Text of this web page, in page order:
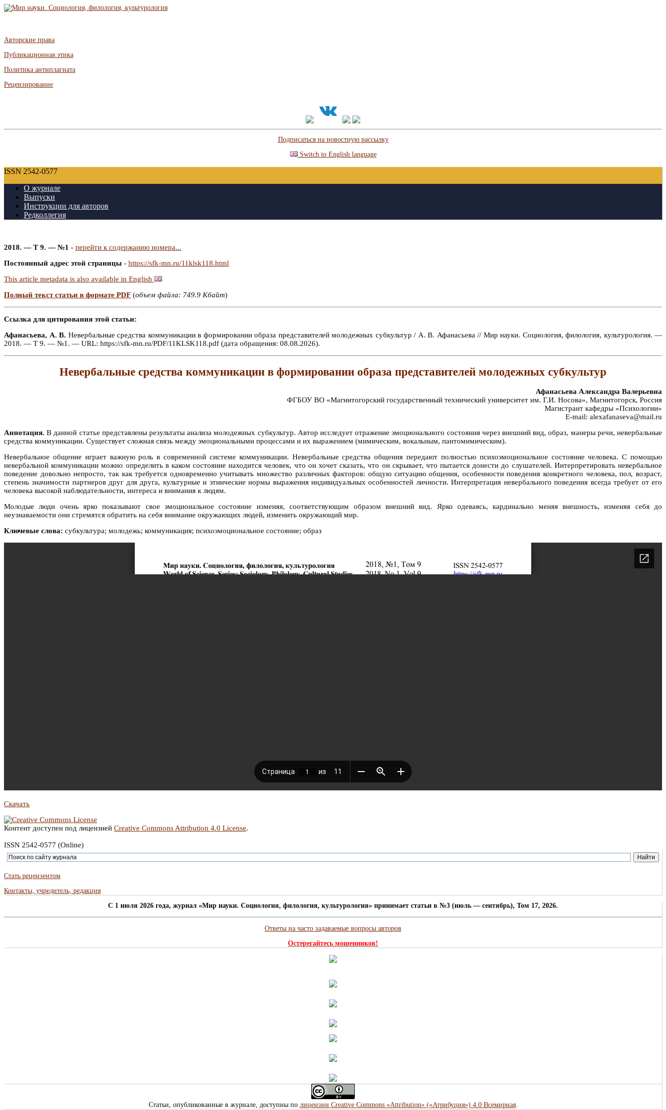
Авторские права
Публикационная этика
Политика антиплагиата
Рецензирование
Подписаться на новостную рассылку
Switch to English language
ISSN 2542-0577
О журнале
Выпуски
Инструкции для авторов
Редколлегия
2018. — Т 9. — №1 - перейти к содержанию номера...
Постоянный адрес этой страницы - https://sfk-mn.ru/11klsk118.html
This article metadata is also available in English
Полный текст статьи в формате PDF (объем файла: 749.9 Кбайт)
Ссылка для цитирования этой статьи:
Афанасьева, А. В. Невербальные средства коммуникации в формировании образа представителей молодежных субкультур / А. В. Афанасьева // Мир науки. Социология, филология, культурология. —
2018. — Т 9. — №1. — URL: https://sfk-mn.ru/PDF/11KLSK118.pdf (дата обращения: 08.08.2026).
Невербальные средства коммуникации в формировании образа представителей молодежных субкультур
Афанасьева Александра Валерьевна
ФГБОУ ВО «Магнитогорский государственный технический университет им. Г.И. Носова», Магнитогорск, Россия
Магистрант кафедры «Психологии»
E-mail: alexafanaseva@mail.ru
Аннотация. В данной статье представлены результаты анализа молодежных субкультур. Автор исследует отражение эмоционального состояния через внешний вид, образ, манеры речи, невербальные
средства коммуникации. Существует сложная связь между эмоциональными процессами и их выражением (мимическим, вокальным, пантомимическим).
Невербальное общение играет важную роль в современной системе коммуникации. Невербальные средства общения передают полностью психоэмоциональное состояние человека. С помощью
невербальной коммуникации можно определить в каком состояние находится человек, что он хочет сказать, что он скрывает, что пытается донести до слушателей. Интерпретировать невербальное
поведение довольно непросто, так как требуется одновременно учитывать множество различных факторов: общую ситуацию общения, особенности поведения конкретного человека, пол, возраст,
степень значимости партнеров друг для друга, культурные и этнические нормы выражения индивидуальных особенностей личности. Интерпретация невербального поведения всегда требует от его
человека высокой наблюдательности, интереса и внимания к людям.
Молодые люди очень ярко показывают свое эмоциональное состояние изменяя, соответствующим образом внешний вид. Ярко одеваясь, кардинально меняя внешность, изменяя себя до
неузнаваемости они стремятся обратить на себя внимание окружающих людей, изменить окружающий мир.
Ключевые слова: субкультура; молодежь; коммуникация; психоэмоциональное состояние; образ
Скачать
Контент доступен под лицензией Creative Commons Attribution 4.0 License.
ISSN 2542-0577 (Online)
Стать рецензентом
Контакты, учредитель, редакция
C 1 июля 2026 года, журнал «Мир науки. Социология, филология, культурология» принимает статьи в №3 (июль — сентябрь), Том 17, 2026.
Ответы на часто задаваемые вопросы авторов
Остерегайтесь мошенников!
Статьи, опубликованные в журнале, доступны по лицензии Creative Commons «Attribution» («Атрибуция») 4.0 Всемирная.